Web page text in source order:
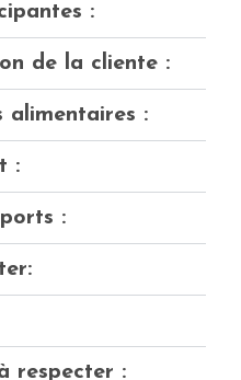
:
de la cliente :
alimentaires :
:
:
respecter :